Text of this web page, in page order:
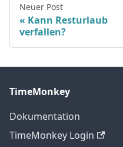
Neuer Post
Kann Resturlaub
verfallen?
TimeMonkey
Dokumentation
TimeMonkey Login